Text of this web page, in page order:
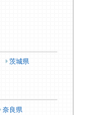
茨城県
奈良県